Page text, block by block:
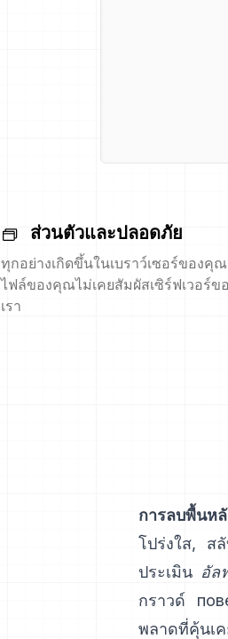
ส่วนตัวและปลอดภัย
ทุกอย่างเกิดขึ้นในเบราว์เซอร์ของคุณ
ไฟล์ของคุณไม่เคยสัมผัสเซิร์ฟเวอร์ข
เรา
การลบพื้นห
โปร่งใส, ส
ประเมิน อัล
กราวด์
พลาดที่คุ้นเ